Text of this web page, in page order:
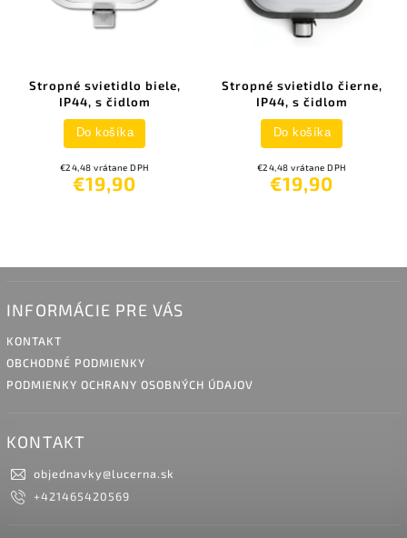
Stropné svietidlo biele,
IP44, s čidlom
€24,48 vrátane DPH
€19,90
Do košíka
Stropné svietidlo čierne,
IP44, s čidlom
€24,48 vrátane DPH
€19,90
Do košíka
INFORMÁCIE PRE VÁS
KONTAKT
OBCHODNÉ PODMIENKY
PODMIENKY OCHRANY OSOBNÝCH ÚDAJOV
KONTAKT
objednavky@lucerna.sk
+421465420569